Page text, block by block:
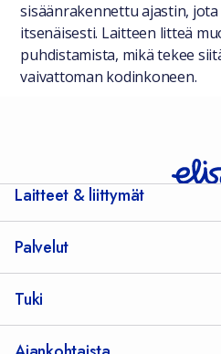
sisäänrakennettu ajastin,
itsenäisesti. Laitteen litteä
puhdistamista, mikä tekee
vaivattoman kodinkoneen.
Laitteet & liittymät
Palvelut
Tuki